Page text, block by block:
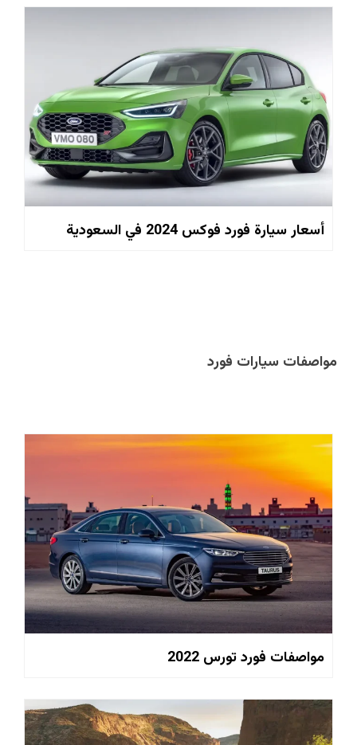
أسعار سيارة فورد فوكس 2024 في السعودية
مواصفات سيارات فورد
مواصفات فورد تورس 2022